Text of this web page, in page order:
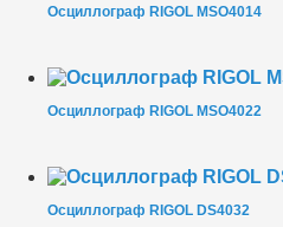
Осциллограф RIGOL MSO4014
Осциллограф RIGOL MSO4022
Осциллограф RIGOL DS4032